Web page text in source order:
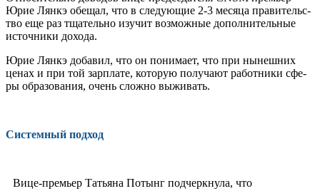
Юрие Лянкэ обещал, что в следующие 2-3 месяца правительс­
тво еще раз тщательно изучит возможные дополнительные
источники дохода.
Юрие Лянкэ добавил, что он понимает, что при нынешних
ценах и при той зарплате, которую получают работники сфе­
ры образования, очень сложно выживать.
Системный подход
Вице-премьер Татьяна Потынг подчер­кнула, что